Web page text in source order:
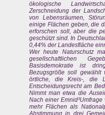
ökologische
Zerschneidung der
von Lebensräumen,
einige Flächen geben, die
erforschen soll, aber die
geschützt sind. In
0,44% der Landesfläche
Wer heute Naturschutz
gesellschaftlichen
Basisdemokratie ist
Bezugsgröße soll
örtliche, die Kreis-, die
Entscheidungsrecht am
Nimmt man etwa die
Nach einer
mehr Flächen als